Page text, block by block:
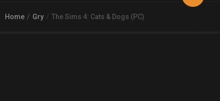
Home Gry The Sims 4: Cats & Dogs (PC)